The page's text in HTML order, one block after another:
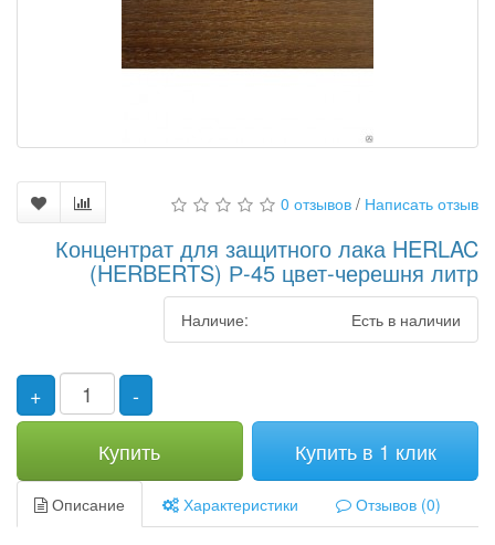
0 отзывов / Написать отзыв
Концентрат для защитного лака HERLAC
(HERBERTS) Р-45 цвет-черешня литр
Наличие: Есть в наличии
+
-
Купить
Купить в 1 клик
Описание Характеристики Отзывов (0)